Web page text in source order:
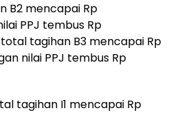
B2 mencapai Rp
PPJ tembus Rp
total tagihan B3 mencapai Rp
nilai PPJ tembus Rp
tagihan I1 mencapai Rp